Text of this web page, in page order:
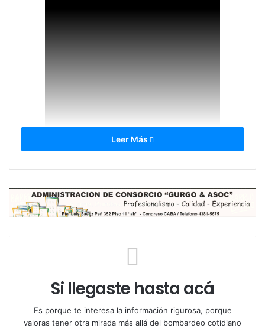
Leer Más
Si llegaste hasta acá
Es porque te interesa la información rigurosa, porque
valoras tener otra mirada más allá del bombardeo cotidiano